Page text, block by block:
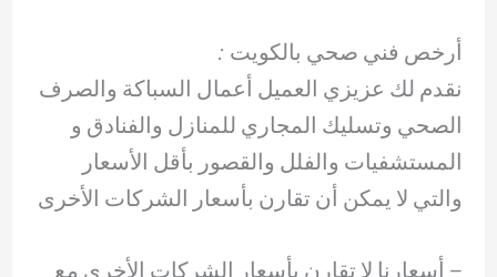
أرخص فني صحي بالكويت :
نقدم لك عزيزي العميل أعمال السباكة والصرف
الصحي وتسليك المجاري للمنازل والفنادق و
المستشفيات والفلل والقصور بأقل الأسعار
والتي لا يمكن أن تقارن بأسعار الشركات الأخرى
– أسعارنا لا تقارن بأسعار الشركات الأخرى مع